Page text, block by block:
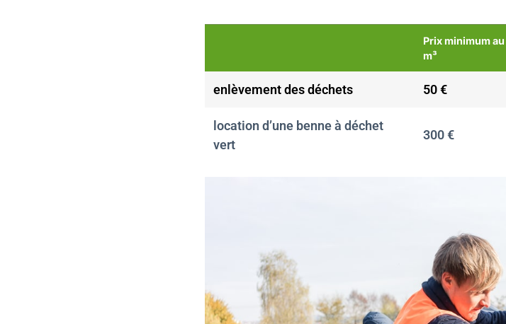
Prix minimum au
m³
enlèvement des déchets 50 €
location d’une benne à déchet
vert
300 €